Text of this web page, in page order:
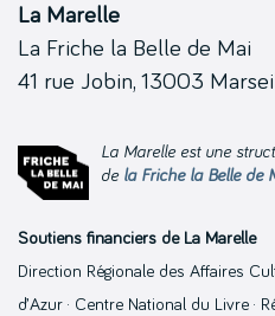
La Marelle
La Friche la Belle de Mai
41 rue Jobin, 13003
La Marelle est une
de la Friche la Belle de
Soutiens financiers de La Marelle
Direction Régionale des Affaires
d’Azur · Centre National du Livre ·